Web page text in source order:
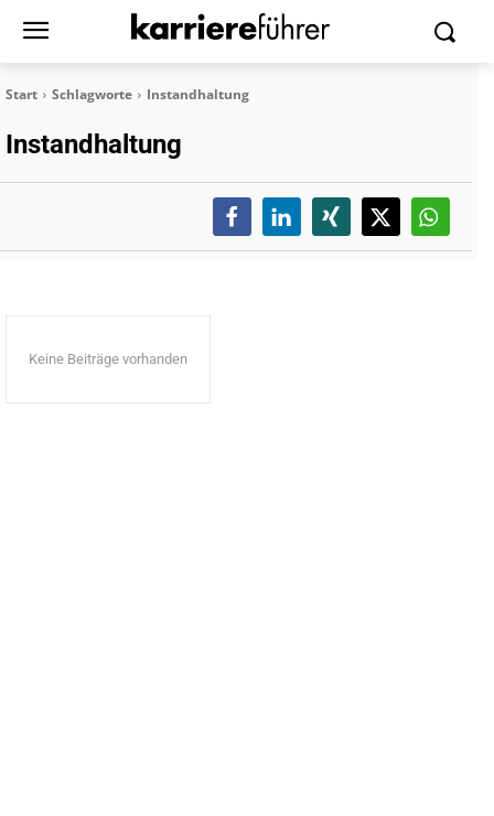
Start Schlagworte Instandhaltung
Instandhaltung
Keine Beiträge vorhanden